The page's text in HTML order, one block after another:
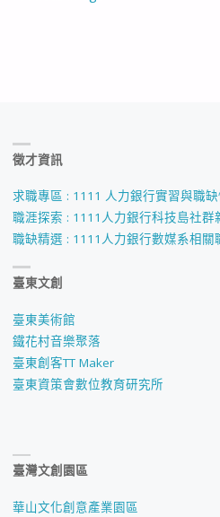
徵才資訊
求職專區 : 1111 人力銀行實習與職
職涯探索 : 1111人力銀行科技島社群
職缺精選 : 1111人力銀行數媒系相關
臺東文創
臺東美術館
鐵花村音樂聚落
臺東創客TT Maker
臺東資策會數位教育研究所
臺灣文創園區
華山文化創意產業園區